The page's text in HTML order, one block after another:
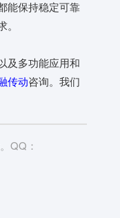
能保持稳定可靠
及多功能应用和
传动咨询。我们
QQ：